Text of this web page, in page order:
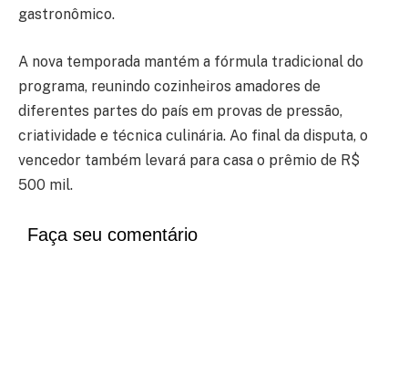
gastronômico.
A nova temporada mantém a fórmula tradicional do
programa, reunindo cozinheiros amadores de
diferentes partes do país em provas de pressão,
criatividade e técnica culinária. Ao final da disputa, o
vencedor também levará para casa o prêmio de R$
500 mil.
Faça seu comentário